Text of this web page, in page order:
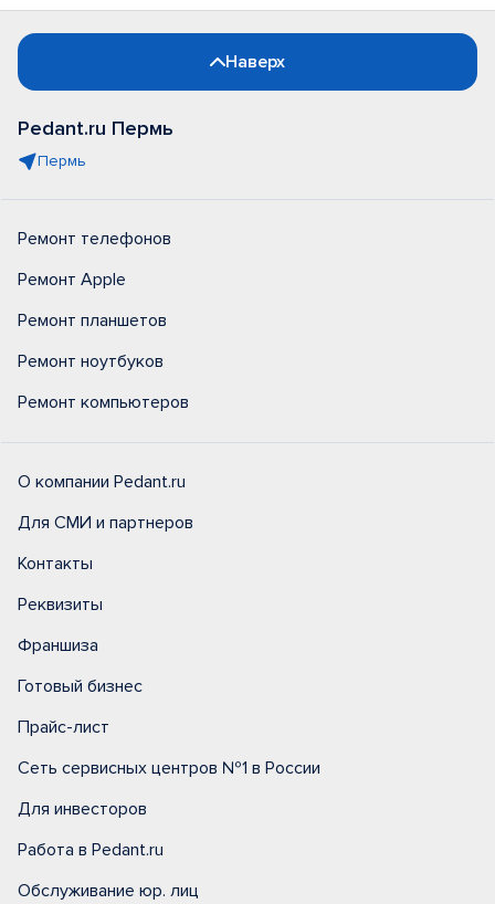
Наверх
Pedant.ru Пермь
Пермь
Ремонт телефонов
Ремонт Apple
Ремонт планшетов
Ремонт ноутбуков
Ремонт компьютеров
О компании Pedant.ru
Для СМИ и партнеров
Контакты
Реквизиты
Франшиза
Готовый бизнес
Прайс-лист
Сеть сервисных центров №1 в России
Для инвесторов
Работа в Pedant.ru
Обслуживание юр. лиц